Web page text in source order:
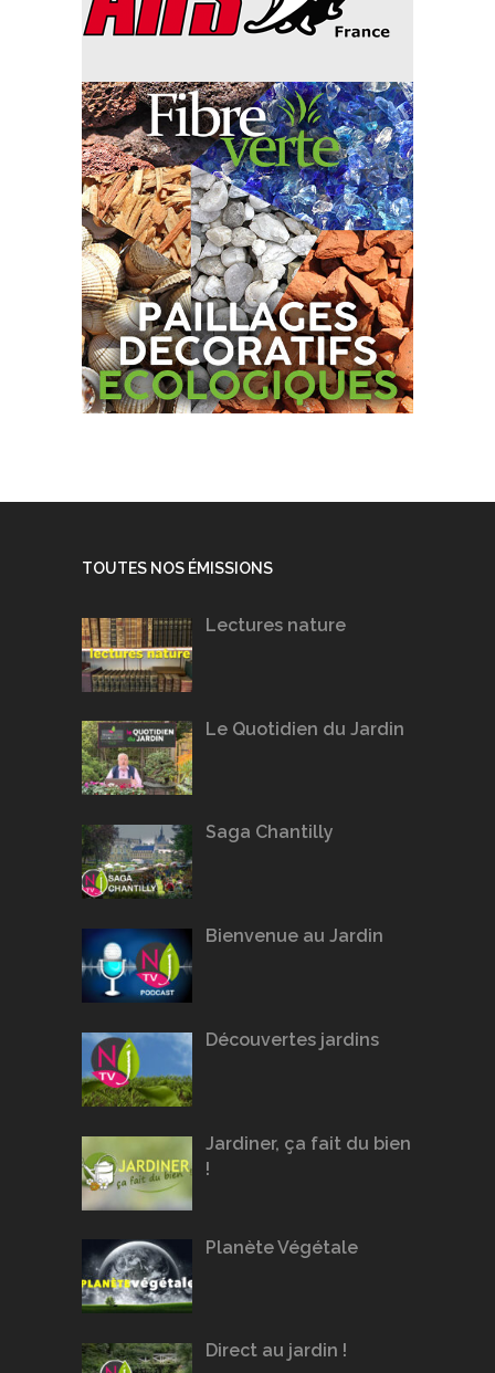
TOUTES NOS ÉMISSIONS
Lectures nature
Le Quotidien du Jardin
Saga Chantilly
Bienvenue au Jardin
Découvertes jardins
Jardiner, ça fait du bien
!
Planète Végétale
Direct au jardin !